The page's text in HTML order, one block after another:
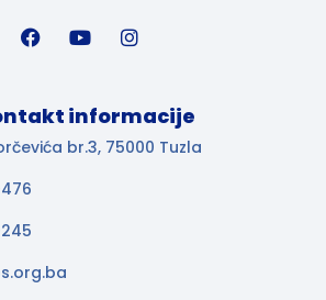
informacije
br.3, 75000 Tuzla